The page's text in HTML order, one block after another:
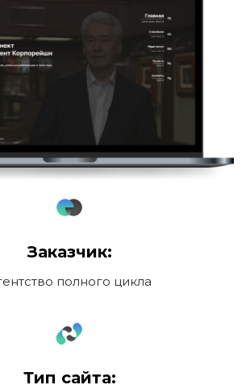
Заказчик:
полного цикла
Тип сайта: